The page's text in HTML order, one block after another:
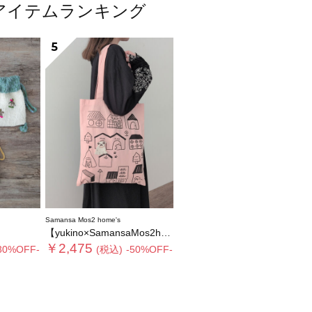
イテムランキング
5
Samansa Mos2 home's
【yukino×SamansaMos2home’s】ブローチ付バッグ
￥2,475 (税込) -50%OFF-